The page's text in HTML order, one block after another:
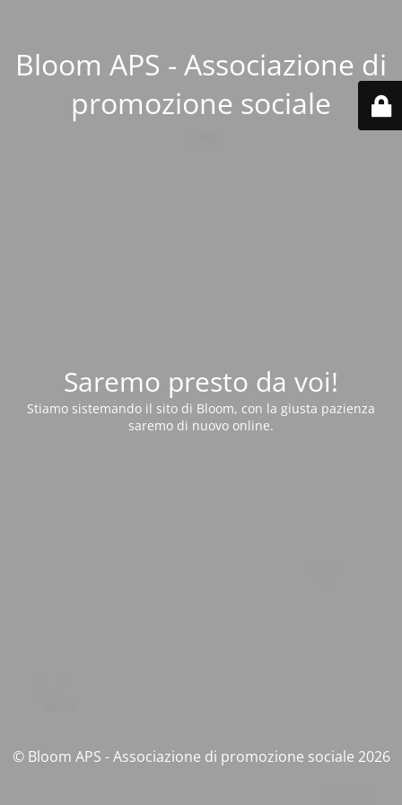
Bloom APS - Associazione di
promozione sociale
Saremo presto da voi!
Stiamo sistemando il sito di Bloom, con la giusta pazienza
saremo di nuovo online.
© Bloom APS - Associazione di promozione sociale 2026